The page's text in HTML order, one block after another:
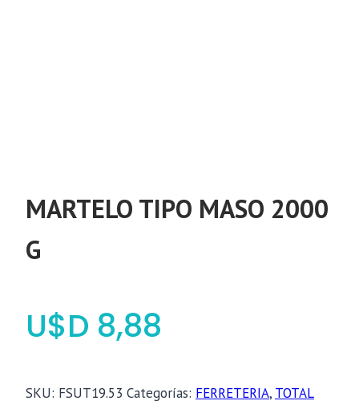
MARTELO TIPO MASO 2000
G
$ 8,88
SKU: FSUT19.53 Categorías: FERRETERIA, TOTAL